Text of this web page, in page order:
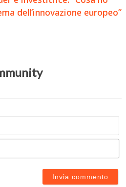
dell’innovazione europeo”